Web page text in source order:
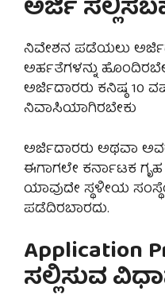
ಅರ್ಜಿ
ನಿವೇಶನ ಪಡೆಯಲು
ಅರ್ಹತೆಗಳನ್ನು
ಅರ್ಜಿದಾರರು ಕನಿಷ್ಠ 10
ನಿವಾಸಿಯಾಗಿರಬೇಕು
ಅರ್ಜಿದಾರರು ಅಥವಾ
ಈಗಾಗಲೇ ಕರ್ನಾಟಕ
ಯಾವುದೇ ಸ್ಥಳೀಯ
ಪಡೆದಿರಬಾರದು.
Application
ಸಲ್ಲಿಸುವ